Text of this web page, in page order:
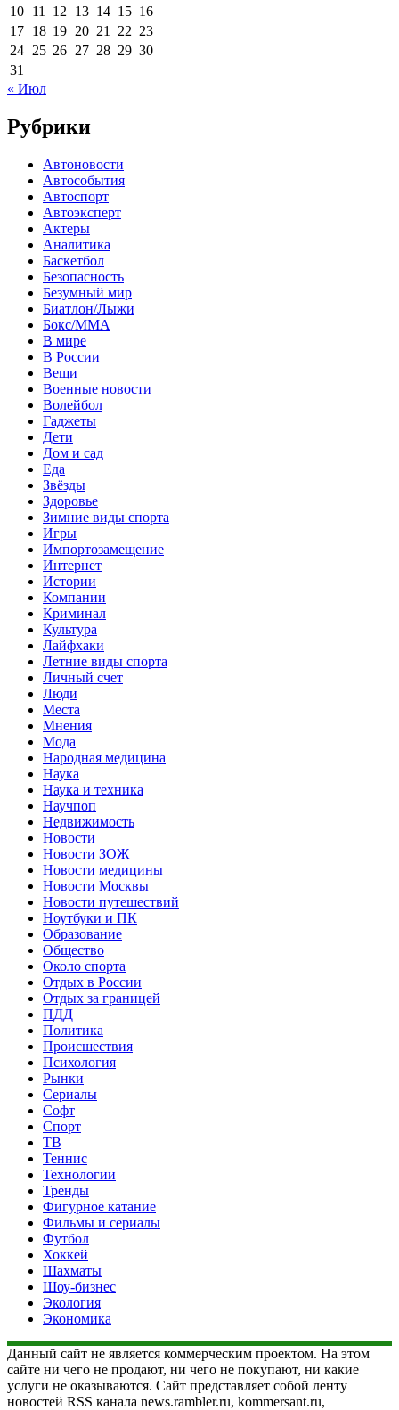
10 11 12 13 14 15 16
17 18 19 20 21 22 23
24 25 26 27 28 29 30
31
« Июл
Рубрики
Автоновости
Автособытия
Автоспорт
Автоэксперт
Актеры
Аналитика
Баскетбол
Безопасность
Безумный мир
Биатлон/Лыжи
Бокс/MMA
В мире
В России
Вещи
Военные новости
Волейбол
Гаджеты
Дети
Дом и сад
Еда
Звёзды
Здоровье
Зимние виды спорта
Игры
Импортозамещение
Интернет
Истории
Компании
Криминал
Культура
Лайфхаки
Летние виды спорта
Личный счет
Люди
Места
Мнения
Мода
Народная медицина
Наука
Наука и техника
Научпоп
Недвижимость
Новости
Новости ЗОЖ
Новости медицины
Новости Москвы
Новости путешествий
Ноутбуки и ПК
Образование
Общество
Около спорта
Отдых в России
Отдых за границей
ПДД
Политика
Происшествия
Психология
Рынки
Сериалы
Софт
Спорт
ТВ
Теннис
Технологии
Тренды
Фигурное катание
Фильмы и сериалы
Футбол
Хоккей
Шахматы
Шоу-бизнес
Экология
Экономика
Данный сайт не является коммерческим проектом. На этом
сайте ни чего не продают, ни чего не покупают, ни какие
услуги не оказываются. Сайт представляет собой ленту
новостей RSS канала news.rambler.ru, kommersant.ru,